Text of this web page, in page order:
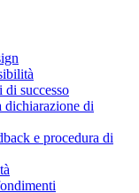
di successo
dichiarazione di
e procedura di